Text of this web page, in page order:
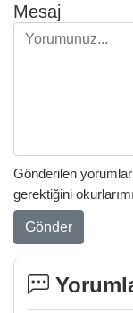
Mesaj
Gönderilen
gerektiğini
Gönder